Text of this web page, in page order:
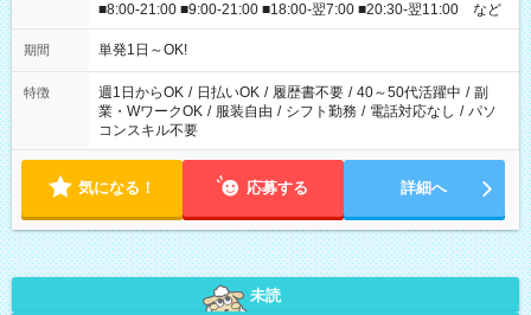
■8:00-21:00 ■9:00-21:00 ■18:00-翌7:00 ■20:30-翌11:00 など
期間 単発1日～OK!
特徴 週1日からOK / 日払いOK / 履歴書不要 / 40～50代活躍中 / 副
業・WワークOK / 服装自由 / シフト勤務 / 電話対応なし / パソ
コンスキル不要
気になる！ 応募する 詳細へ
未読